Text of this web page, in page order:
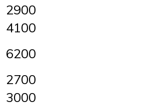
2900
4100
6200
2700
3000